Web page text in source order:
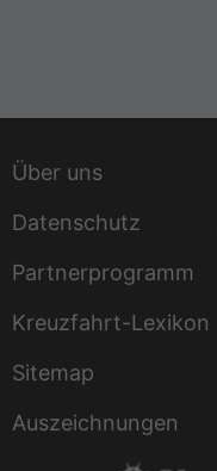
Über uns
Datenschutz
Partnerprogramm
Kreuzfahrt-Lexikon
Sitemap
Auszeichnungen